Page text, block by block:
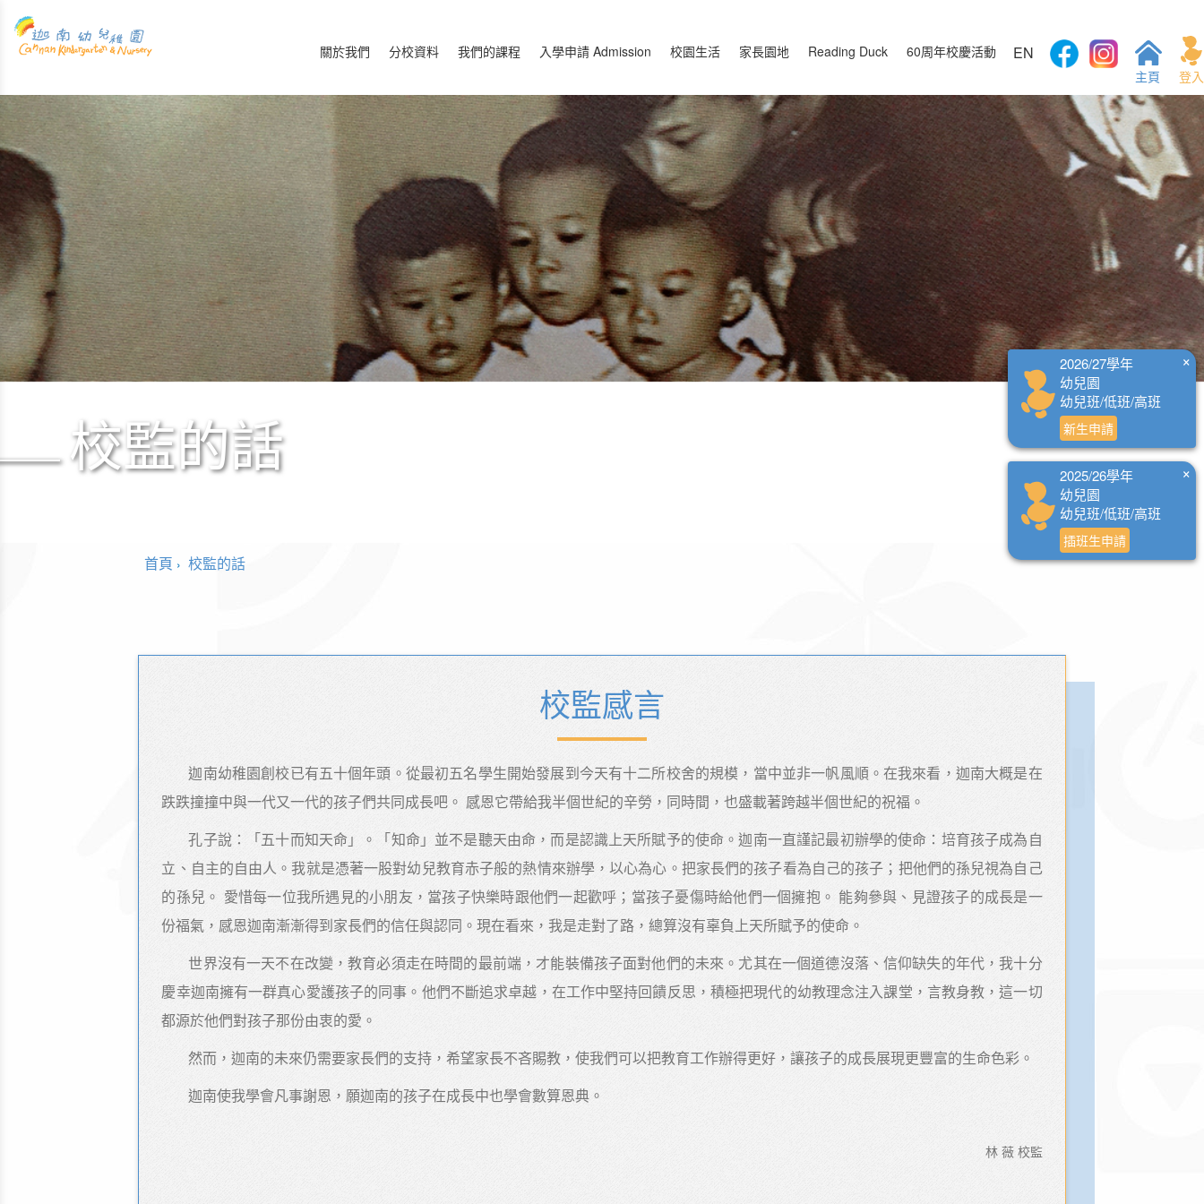
×
2026/27學年
幼兒園
幼兒班/低班/高班
新生申請
×
2025/26學年
幼兒園
幼兒班/低班/高班
插班生申請
關於我們 分校資料 我們的課程 入學申請 Admission 校園生活 家長園地 Reading Duck
60周年校慶活動
主頁
登入
EN
校監的話
首頁 校監的話
校監感言
迦南幼稚園創校已有五十個年頭。從最初五名學生開始發展到今天有十二所校舍的規模，當中並非一帆風順。在我來看，迦南大概是在
跌跌撞撞中與一代又一代的孩子們共同成長吧。 感恩它帶給我半個世紀的辛勞，同時間，也盛載著跨越半個世紀的祝福。
孔子說：「五十而知天命」。「知命」並不是聽天由命，而是認識上天所賦予的使命。迦南一直謹記最初辦學的使命：培育孩子成為自
立、自主的自由人。我就是憑著一股對幼兒教育赤子般的熱情來辦學，以心為心。把家長們的孩子看為自己的孩子；把他們的孫兒視為自己
的孫兒。 愛惜每一位我所遇見的小朋友，當孩子快樂時跟他們一起歡呼；當孩子憂傷時給他們一個擁抱。 能夠參與、見證孩子的成長是一
份福氣，感恩迦南漸漸得到家長們的信任與認同。現在看來，我是走對了路，總算沒有辜負上天所賦予的使命。
世界沒有一天不在改變，教育必須走在時間的最前端，才能裝備孩子面對他們的未來。尤其在一個道德沒落、信仰缺失的年代，我十分
慶幸迦南擁有一群真心愛護孩子的同事。他們不斷追求卓越，在工作中堅持回饋反思，積極把現代的幼教理念注入課堂，言教身教，這一切
都源於他們對孩子那份由衷的愛。
然而，迦南的未來仍需要家長們的支持，希望家長不吝賜教，使我們可以把教育工作辦得更好，讓孩子的成長展現更豐富的生命色彩。
迦南使我學會凡事謝恩，願迦南的孩子在成長中也學會數算恩典。
林 薇 校監